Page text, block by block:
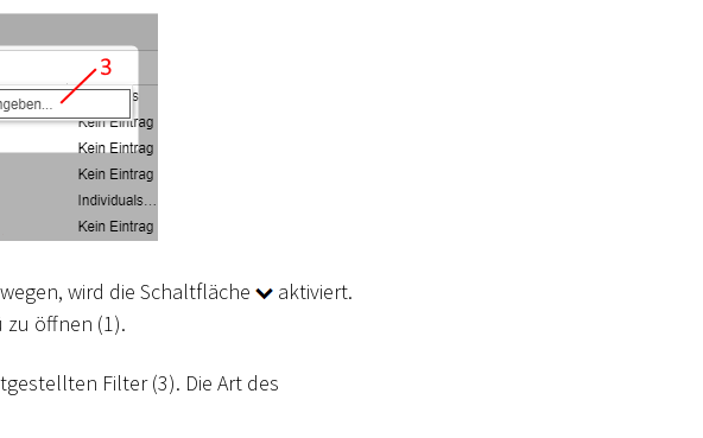
wird die Schaltfläche
aktiviert.
zu öffnen (1).
Filter (3). Die Art des